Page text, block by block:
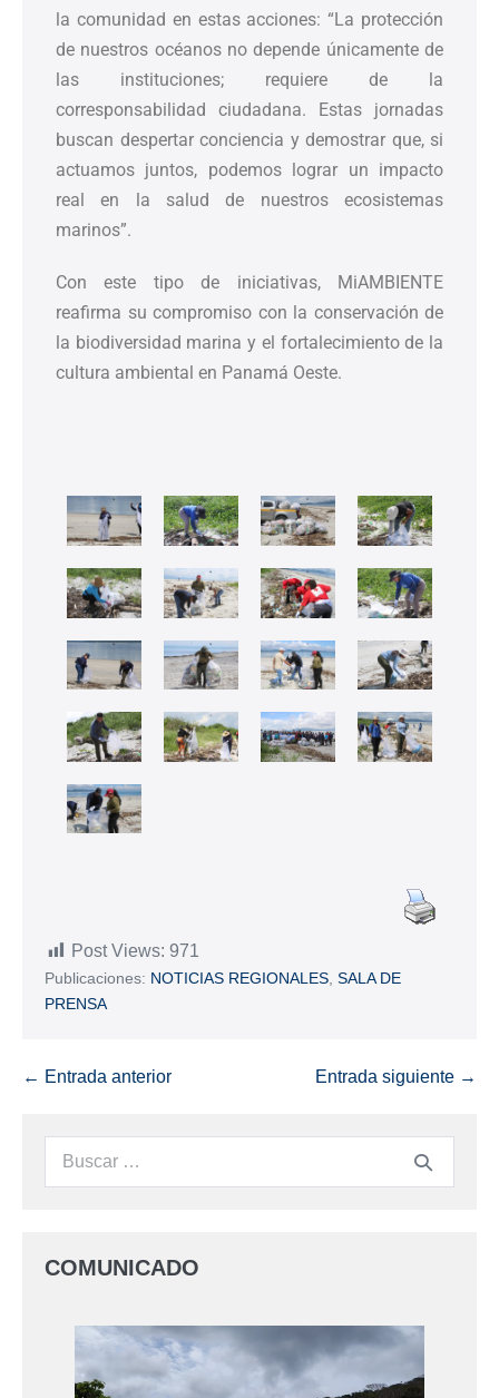
la comunidad en estas acciones: “La protección
de nuestros océanos no depende únicamente de
las instituciones; requiere de la
corresponsabilidad ciudadana. Estas jornadas
buscan despertar conciencia y demostrar que, si
actuamos juntos, podemos lograr un impacto
real en la salud de nuestros ecosistemas
marinos”.
Con este tipo de iniciativas, MiAMBIENTE
reafirma su compromiso con la conservación de
la biodiversidad marina y el fortalecimiento de la
cultura ambiental en Panamá Oeste.
Post Views: 971
Publicaciones: NOTICIAS REGIONALES, SALA DE
PRENSA
← Entrada anterior Entrada siguiente →
COMUNICADO